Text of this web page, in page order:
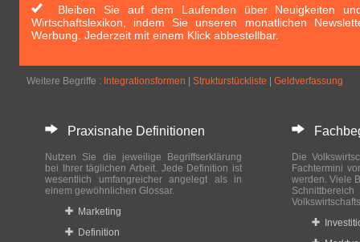
Bleiben Sie auf dem Laufenden über Neuigkeiten
Wirtschaftslexikon, indem Sie unseren monatlichen
Werbung. Jederzeit mit einem Klick abbestellbar.
Weitere Begriffe : Integrationsformen Strukturstückliste Geldverfassung
Praxisnahe Definitionen
Nutzen Sie die jeweilige Begriffserklärung
bei Ihrer täglichen Arbeit. Jede Definition ist
wesentlich umfangreicher angelegt als in
einem gewöhnlichen Glossar.
Marketing
Definition
Die
Fachtermini
werden. Viele